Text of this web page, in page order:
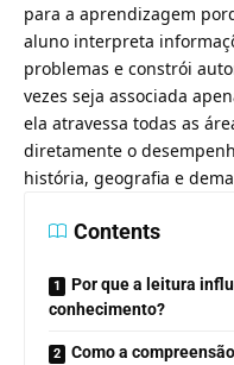
para a aprendizagem
aluno interpreta
problemas e constrói
vezes seja associada
ela atravessa todas as
diretamente o
história, geografia e
Contents
Por que a leitura
conhecimento?
Como a